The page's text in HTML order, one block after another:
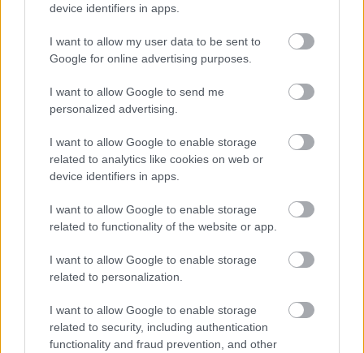
device identifiers in apps.
I want to allow my user data to be sent to
Google for online advertising purposes.
I want to allow Google to send me
personalized advertising.
I want to allow Google to enable storage
related to analytics like cookies on web or
device identifiers in apps.
I want to allow Google to enable storage
related to functionality of the website or app.
I want to allow Google to enable storage
related to personalization.
I want to allow Google to enable storage
related to security, including authentication
functionality and fraud prevention, and other